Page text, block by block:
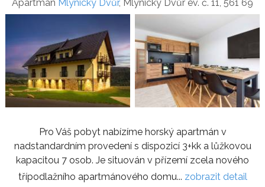
Apartmán Mlýnický Dvůr, Mlýnický Dvůr ev. č. 11, 561 69
Pro Váš pobyt nabízíme horský apartmán v
nadstandardním provedení s dispozicí 3+kk a lůžkovou
kapacitou 7 osob. Je situován v přízemí zcela nového
třípodlažního apartmánového domu... zobrazit detail